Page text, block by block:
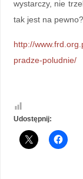
wystarczy, nie
tak jest na pewno?
http://
pradze-poludnie/
Udostępnij: